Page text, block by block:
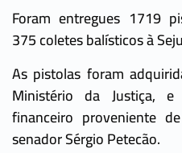
Foram entregues 1719
375 coletes balísticos à
As pistolas foram
Ministério da Justiça,
financeiro proveniente
senador Sérgio Petecão.